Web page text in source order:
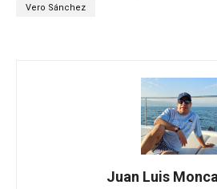
Vero Sánchez
Juan Luis